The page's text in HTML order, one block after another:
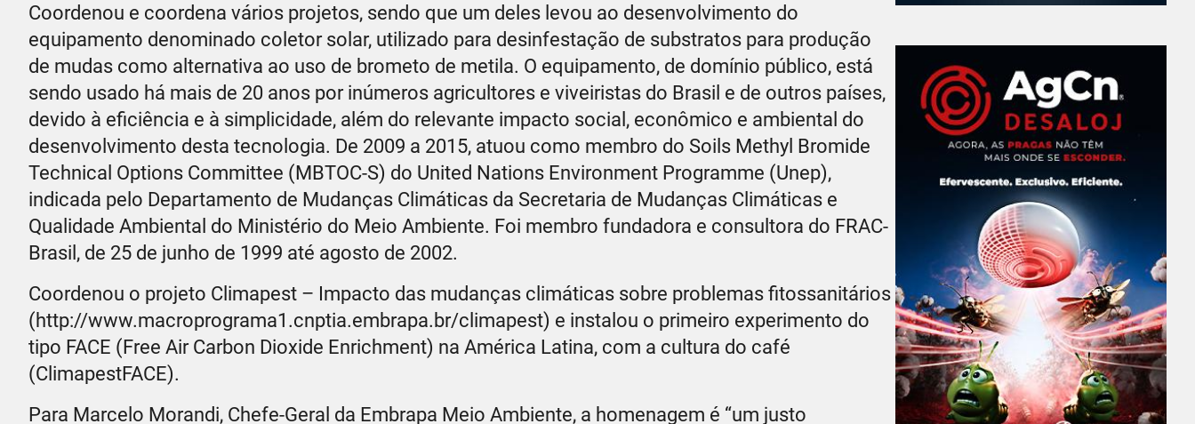
Coordenou e coordena vários projetos, sendo que um deles levou ao desenvolvimento do
equipamento denominado coletor solar, utilizado para desinfestação de substratos para produção
de mudas como alternativa ao uso de brometo de metila. O equipamento, de domínio público, está
sendo usado há mais de 20 anos por inúmeros agricultores e viveiristas do Brasil e de outros países,
devido à eficiência e à simplicidade, além do relevante impacto social, econômico e ambiental do
desenvolvimento desta tecnologia. De 2009 a 2015, atuou como membro do Soils Methyl Bromide
Technical Options Committee (MBTOC-S) do United Nations Environment Programme (Unep),
indicada pelo Departamento de Mudanças Climáticas da Secretaria de Mudanças Climáticas e
Qualidade Ambiental do Ministério do Meio Ambiente. Foi membro fundadora e consultora do FRAC-
Brasil, de 25 de junho de 1999 até agosto de 2002.
Coordenou o projeto Climapest – Impacto das mudanças climáticas sobre problemas fitossanitários
(http://www.macroprograma1.cnptia.embrapa.br/climapest) e instalou o primeiro experimento do
tipo FACE (Free Air Carbon Dioxide Enrichment) na América Latina, com a cultura do café
(ClimapestFACE).
Para Marcelo Morandi, Chefe-Geral da Embrapa Meio Ambiente, a homenagem é “um justo